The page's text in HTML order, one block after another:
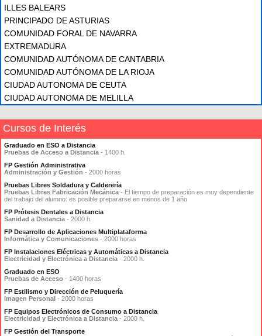
ILLES BALEARS
PRINCIPADO DE ASTURIAS
COMUNIDAD FORAL DE NAVARRA
EXTREMADURA
COMUNIDAD AUTÓNOMA DE CANTABRIA
COMUNIDAD AUTÓNOMA DE LA RIOJA
CIUDAD AUTONOMA DE CEUTA
CIUDAD AUTONOMA DE MELILLA
Cursos de Interés
Graduado en ESO a Distancia
Pruebas de Acceso a Distancia - 1400 h.
FP Gestión Administrativa
Administración y Gestión - 2000 horas
Pruebas Libres Soldadura y Calderería
Pruebas Libres Fabricación Mecánica - El tiempo de preparación es muy dependiente
del trabajo del alumno: es posible prepararse en menos de 1 año
FP Prótesis Dentales a Distancia
Sanidad a Distancia - 2000 h.
FP Desarrollo de Aplicaciones Multiplataforma
Informática y Comunicaciones - 2000 horas
FP Instalaciones Eléctricas y Automáticas a Distancia
Electricidad y Electrónica a Distancia - 2000 h.
Graduado en ESO
Pruebas de Acceso - 1400 horas
FP Estilismo y Dirección de Peluquería
Imagen Personal - 2000 horas
FP Equipos Electrónicos de Consumo a Distancia
Electricidad y Electrónica a Distancia - 2000 h.
FP Gestión del Transporte